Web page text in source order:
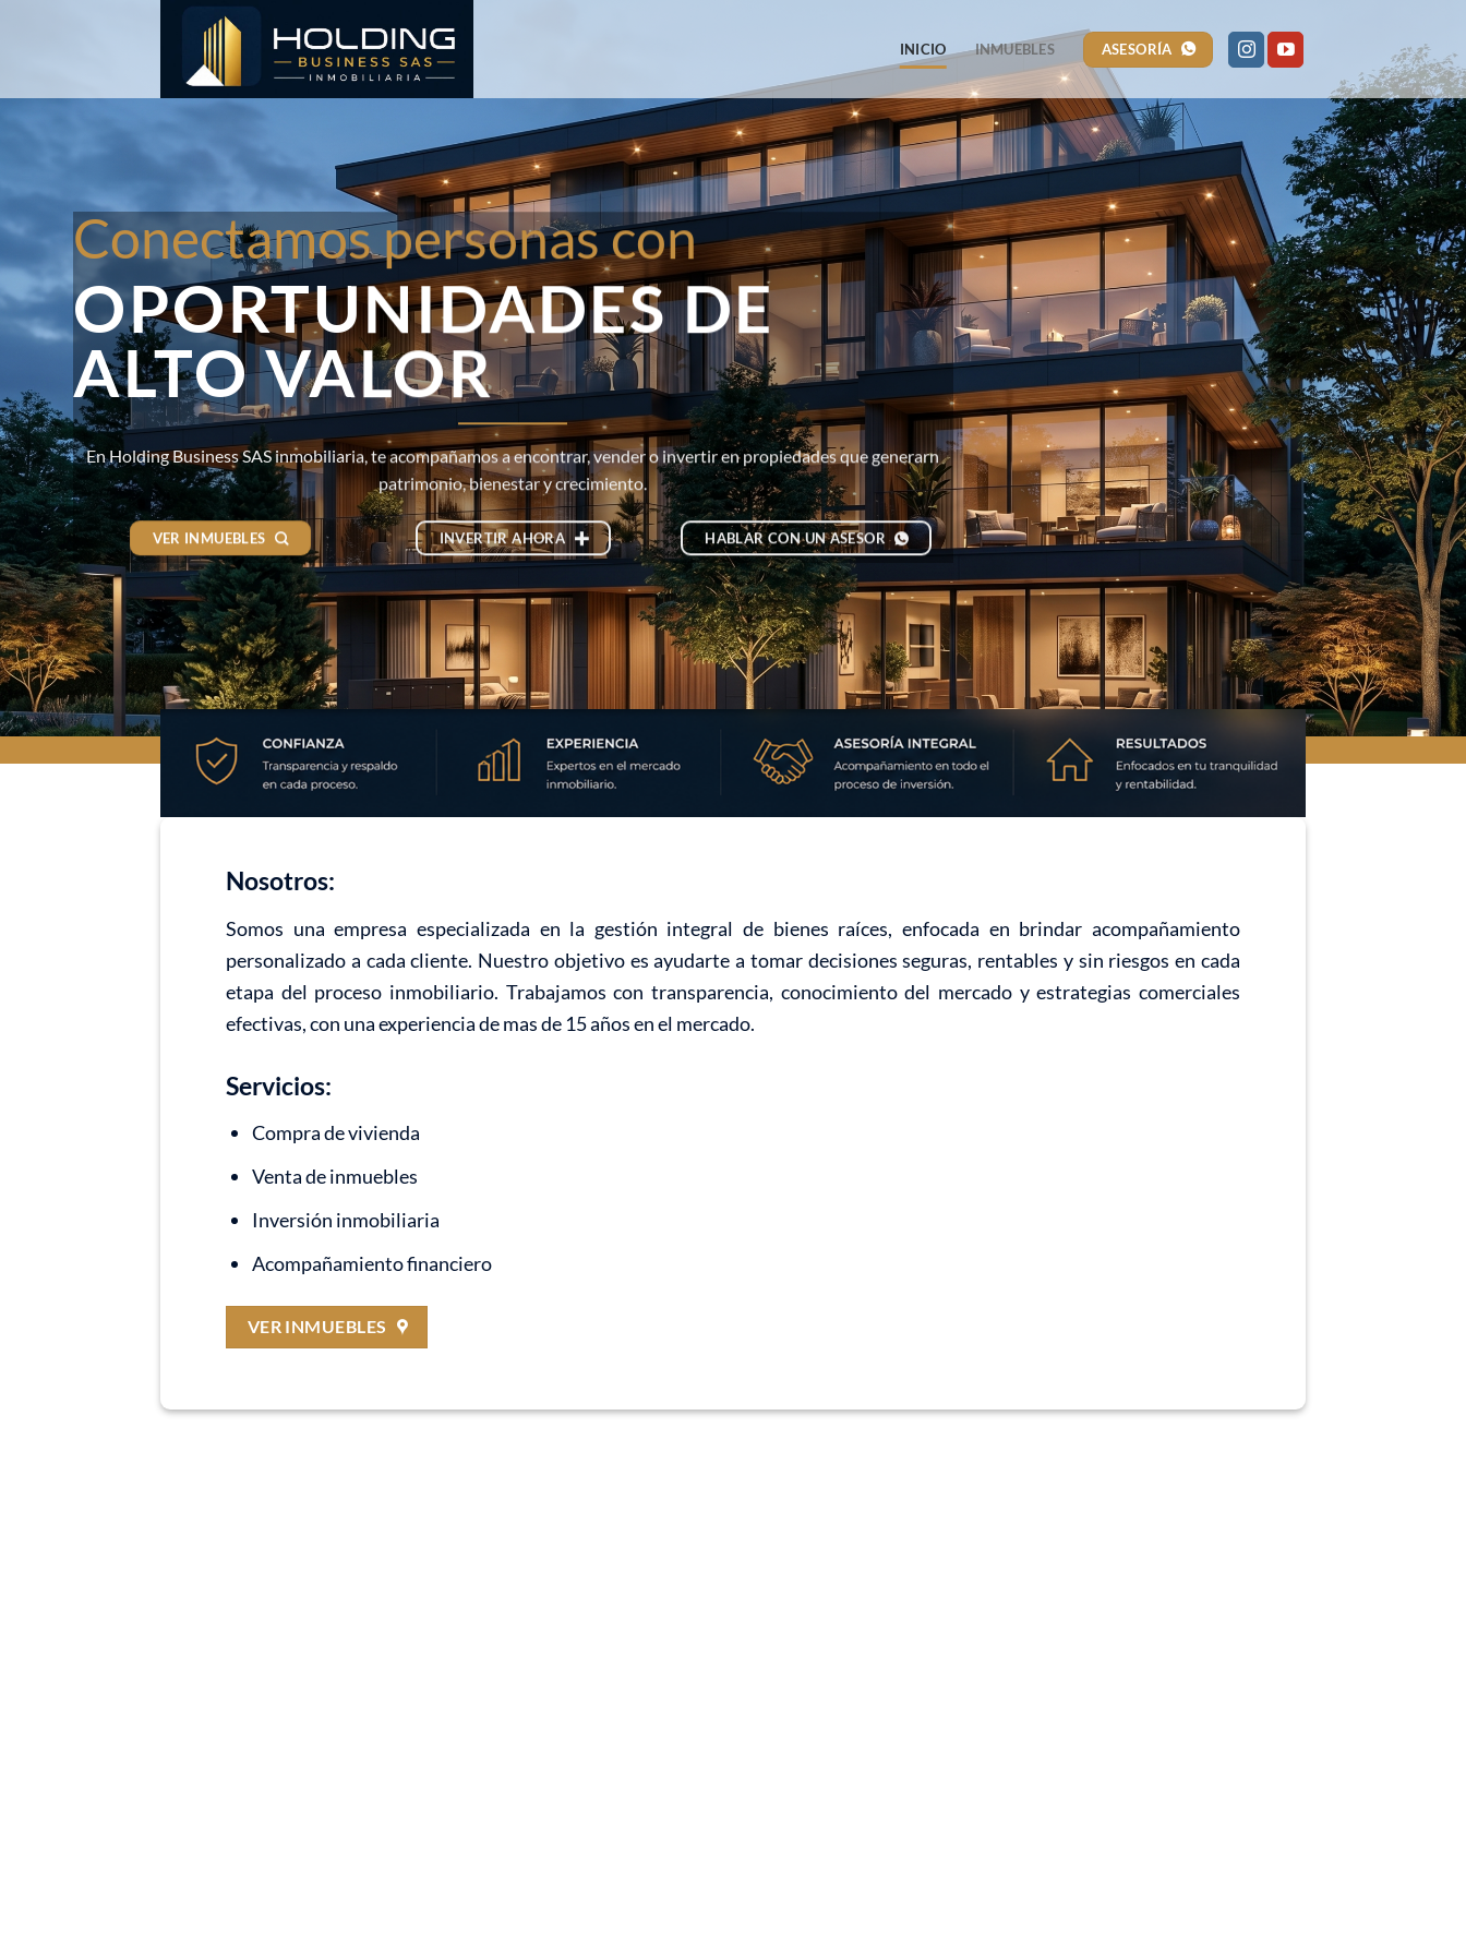
INICIO INMUEBLES ASESORÍA
Conectamos personas con
OPORTUNIDADES DE
ALTO VALOR
En Holding Business SAS inmobiliaria, te acompañamos a encontrar, vender o invertir en propiedades que generarn
patrimonio, bienestar y crecimiento.
VER INMUEBLES INVERTIR AHORA HABLAR CON UN ASESOR
Nosotros:
Somos una empresa especializada en la gestión integral de bienes raíces, enfocada en brindar acompañamiento
personalizado a cada cliente. Nuestro objetivo es ayudarte a tomar decisiones seguras, rentables y sin riesgos en cada
etapa del proceso inmobiliario. Trabajamos con transparencia, conocimiento del mercado y estrategias comerciales
efectivas, con una experiencia de mas de 15 años en el mercado.
Servicios:
Compra de vivienda
Venta de inmuebles
Inversión inmobiliaria
Acompañamiento financiero
VER INMUEBLES